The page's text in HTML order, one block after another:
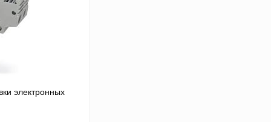
Под заказ
электронных